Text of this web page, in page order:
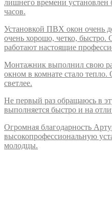
лишнего времени установлен
часов.
Установкой ПВХ окон очень
очень хорошо, четко, быстро.
работают настоящие
Монтажник выполнил свою
окном в комнате стало
светлее.
Не первый раз обращаюсь в
выполняется быстро и на
Огромная благодарность
высокопрофессиональную
молодцы.